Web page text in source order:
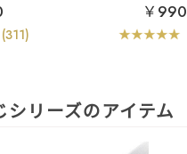
(311)
￥990
シリーズのアイテム